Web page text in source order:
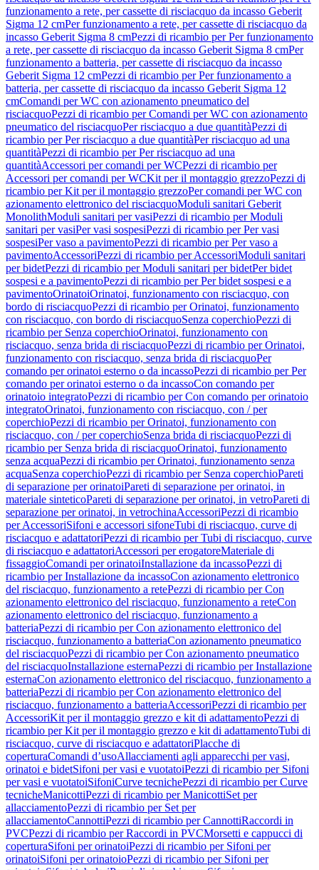
funzionamento a rete, per cassette di risciacquo da incasso Geberit
Sigma 12 cmPer funzionamento a rete, per cassette di risciacquo da
incasso Geberit Sigma 8 cmPezzi di ricambio per Per funzionamento
a rete, per cassette di risciacquo da incasso Geberit Sigma 8 cmPer
funzionamento a batteria, per cassette di risciacquo da incasso
Geberit Sigma 12 cmPezzi di ricambio per Per funzionamento a
batteria, per cassette di risciacquo da incasso Geberit Sigma 12
cmComandi per WC con azionamento pneumatico del
risciacquoPezzi di ricambio per Comandi per WC con azionamento
pneumatico del risciacquoPer risciacquo a due quantitàPezzi di
ricambio per Per risciacquo a due quantitàPer risciacquo ad una
quantitàPezzi di ricambio per Per risciacquo ad una
quantitàAccessori per comandi per WCPezzi di ricambio per
Accessori per comandi per WCKit per il montaggio grezzoPezzi di
ricambio per Kit per il montaggio grezzoPer comandi per WC con
azionamento elettronico del risciacquoModuli sanitari Geberit
MonolithModuli sanitari per vasiPezzi di ricambio per Moduli
sanitari per vasiPer vasi sospesiPezzi di ricambio per Per vasi
sospesiPer vaso a pavimentoPezzi di ricambio per Per vaso a
pavimentoAccessoriPezzi di ricambio per AccessoriModuli sanitari
per bidetPezzi di ricambio per Moduli sanitari per bidetPer bidet
sospesi e a pavimentoPezzi di ricambio per Per bidet sospesi e a
pavimentoOrinatoiOrinatoi, funzionamento con risciacquo, con
bordo di risciacquoPezzi di ricambio per Orinatoi, funzionamento
con risciacquo, con bordo di risciacquoSenza coperchioPezzi di
ricambio per Senza coperchioOrinatoi, funzionamento con
risciacquo, senza brida di risciacquoPezzi di ricambio per Orinatoi,
funzionamento con risciacquo, senza brida di risciacquoPer
comando per orinatoi esterno o da incassoPezzi di ricambio per Per
comando per orinatoi esterno o da incassoCon comando per
orinatoio integratoPezzi di ricambio per Con comando per orinatoio
integratoOrinatoi, funzionamento con risciacquo, con / per
coperchioPezzi di ricambio per Orinatoi, funzionamento con
risciacquo, con / per coperchioSenza brida di risciacquoPezzi di
ricambio per Senza brida di risciacquoOrinatoi, funzionamento
senza acquaPezzi di ricambio per Orinatoi, funzionamento senza
acquaSenza coperchioPezzi di ricambio per Senza coperchioPareti
di separazione per orinatoiPareti di separazione per orinatoi, in
materiale sinteticoPareti di separazione per orinatoi, in vetroPareti di
separazione per orinatoi, in vetrochinaAccessoriPezzi di ricambio
per AccessoriSifoni e accessori sifoneTubi di risciacquo, curve di
risciacquo e adattatoriPezzi di ricambio per Tubi di risciacquo, curve
di risciacquo e adattatoriAccessori per erogatoreMateriale di
fissaggioComandi per orinatoiInstallazione da incassoPezzi di
ricambio per Installazione da incassoCon azionamento elettronico
del risciacquo, funzionamento a retePezzi di ricambio per Con
azionamento elettronico del risciacquo, funzionamento a reteCon
azionamento elettronico del risciacquo, funzionamento a
batteriaPezzi di ricambio per Con azionamento elettronico del
risciacquo, funzionamento a batteriaCon azionamento pneumatico
del risciacquoPezzi di ricambio per Con azionamento pneumatico
del risciacquoInstallazione esternaPezzi di ricambio per Installazione
esternaCon azionamento elettronico del risciacquo, funzionamento a
batteriaPezzi di ricambio per Con azionamento elettronico del
risciacquo, funzionamento a batteriaAccessoriPezzi di ricambio per
AccessoriKit per il montaggio grezzo e kit di adattamentoPezzi di
ricambio per Kit per il montaggio grezzo e kit di adattamentoTubi di
risciacquo, curve di risciacquo e adattatoriPlacche di
coperturaComandi d’usoAllacciamenti agli apparecchi per vasi,
orinatoi e bidetSifoni per vasi e vuotatoiPezzi di ricambio per Sifoni
per vasi e vuotatoiSifoniCurve tecnichePezzi di ricambio per Curve
tecnicheManicottiPezzi di ricambio per ManicottiSet per
allacciamentoPezzi di ricambio per Set per
allacciamentoCannottiPezzi di ricambio per CannottiRaccordi in
PVCPezzi di ricambio per Raccordi in PVCMorsetti e cappucci di
coperturaSifoni per orinatoiPezzi di ricambio per Sifoni per
orinatoiSifoni per orinatoioPezzi di ricambio per Sifoni per